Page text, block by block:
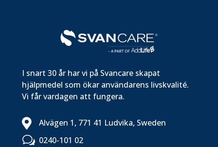
I snart 30 år har vi på Svancare skapat
hjälpmedel som ökar användarens livskvalité.
Vi får vardagen att fungera.
 Alvägen 1, 771 41 Ludvika, Sweden
w 0240-101 02